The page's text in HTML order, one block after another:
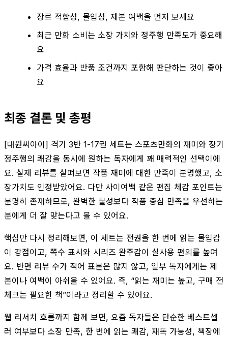
장르 적합성, 몰입성, 제본 여백을 먼저 보세요
최근 만화 소비는 소장 가치와 정주행 만족도가 중요해
요
가격 효율과 반품 조건까지 포함해 판단하는 것이 좋아
요
최종 결론 및 총평
[대원씨아이] 격기 3반 1-17권 세트는 스포츠만화의 재미와 장기
정주행의 쾌감을 동시에 원하는 독자에게 꽤 매력적인 선택이에
요. 실제 리뷰를 살펴보면 작품 재미에 대한 만족이 분명했고, 소
장가치도 인정받았어요. 다만 사이여백 같은 편집 체감 포인트는
분명히 존재하므로, 완벽한 물성보다 작품 중심 만족을 우선하는
분에게 더 잘 맞는다고 볼 수 있어요.
핵심만 다시 정리해보면, 이 세트는 전권을 한 번에 읽는 몰입감
이 강점이고, 쪽수 표시와 시리즈 완주감이 실사용 편의를 높여
요. 반면 리뷰 수가 적어 표본은 많지 않고, 일부 독자에게는 제
본이나 여백이 아쉬울 수 있어요. 즉, “읽는 재미는 높고, 구매 전
체크는 필요한 책”이라고 정리할 수 있어요.
웹 리서치 흐름까지 함께 보면, 요즘 독자들은 단순한 베스트셀
러 여부보다 소장 만족, 한 번에 읽는 쾌감, 재독 가능성, 책장에